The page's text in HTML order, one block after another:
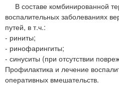
В составе комбинированной
воспалительных заболеваниях
путей, в т.ч.:
- риниты;
- ринофарингиты;
- синуситы (при отсутствии
Профилактика и лечение
оперативных вмешательств.